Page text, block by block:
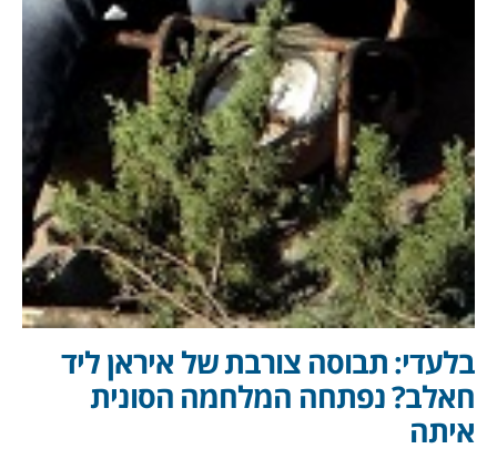
בלעדי: תבוסה צורבת של איראן ליד
חאלב? נפתחה המלחמה הסונית
איתה